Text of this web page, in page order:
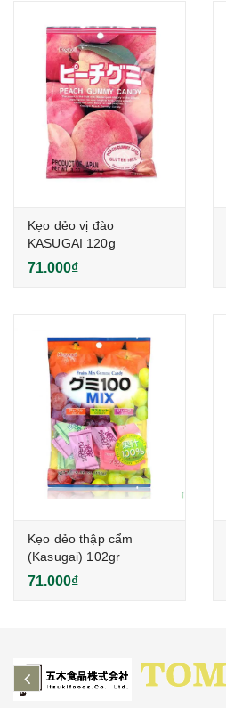
Kẹo dẻo vị đào
KASUGAI 120g
71.000₫
Kẹo dẻo thập cẩm
(Kasugai) 102gr
71.000₫
prev